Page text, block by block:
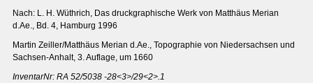
Nach: L. H. Wüthrich, Das druckgraphische Werk von Matthäus Merian
d.Ae., Bd. 4, Hamburg 1996
Martin Zeiller/Matthäus Merian d.Ae., Topographie von Niedersachsen und
Sachsen-Anhalt, 3. Auflage, um 1660
InventarNr: RA 52/5038 -28<3>/29<2>.1